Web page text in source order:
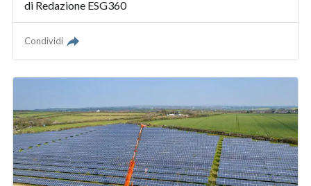
di Redazione ESG360
Condividi